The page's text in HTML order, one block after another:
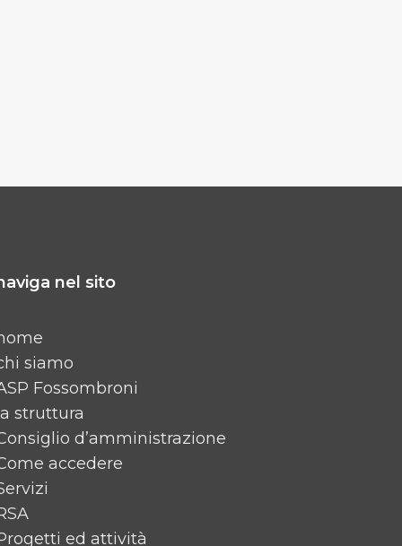
nel sito
siamo
Fossombroni
struttura
d’amministrazione
accedere
ed attività